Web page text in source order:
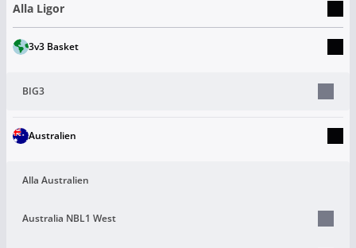
Alla Ligor
3v3 Basket
BIG3
Australien
Alla Australien
Australia NBL1 West